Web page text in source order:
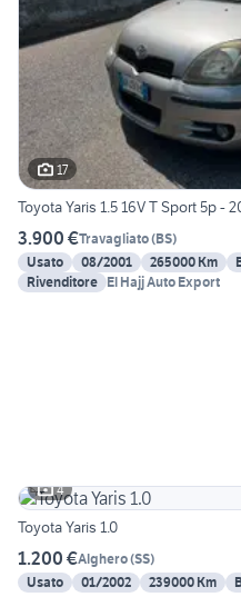
17
Toyota Yaris 1.5 16V T Sport 5p -
3.900 €Travagliato(BS)
Usato
08/2001 265000 Km
Rivenditore El Hajj Auto Export
4
Toyota Yaris 1.0
1.200 €Alghero(SS)
Usato
01/2002 239000 Km